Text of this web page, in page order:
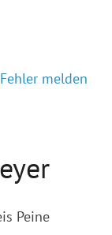
Fehler melden
Peine